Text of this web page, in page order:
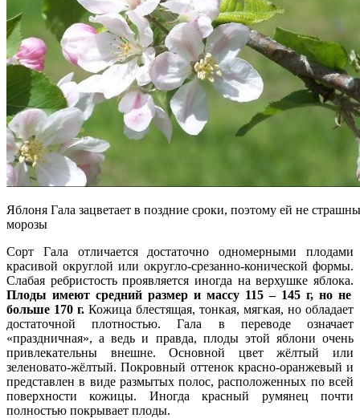
Яблоня Гала зацветает в поздние сроки, поэтому ей не
морозы
Сорт Гала отличается достаточно одномерными плодами
красивой округлой или округло-срезанно-конической формы.
Слабая ребристость проявляется иногда на верхушке яблока.
Плоды имеют средний размер и массу 115 – 145 г, но не
больше 170 г. Кожица блестящая, тонкая, мягкая, но обладает
достаточной плотностью. Гала в переводе означает
«праздничная», а ведь и правда, плоды этой яблони очень
привлекательны внешне. Основной цвет жёлтый или
зеленовато-жёлтый. Покровный оттенок красно-оранжевый и
представлен в виде размытых полос, расположенных по всей
поверхности кожицы. Иногда красный румянец почти
полностью покрывает плоды.